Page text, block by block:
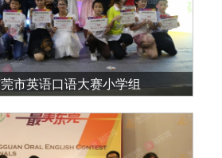
市英语口语大赛小学组